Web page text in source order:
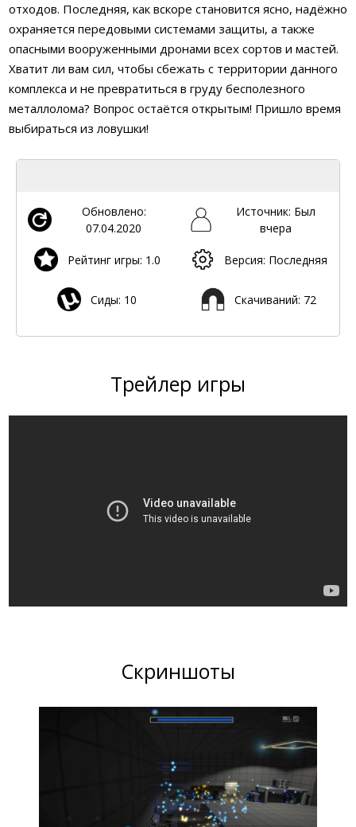
отходов. Последняя, как вскоре становится ясно, надёжно
охраняется передовыми системами защиты, а также
опасными вооруженными дронами всех сортов и мастей.
Хватит ли вам сил, чтобы сбежать с территории данного
комплекса и не превратиться в груду бесполезного
металлолома? Вопрос остаётся открытым! Пришло время
выбираться из ловушки!
Обновлено:
07.04.2020
Источник: Был
вчера
Рейтинг игры: 1.0 Версия: Последняя
Сиды: 10 Скачиваний: 72
Трейлер игры
Скриншоты